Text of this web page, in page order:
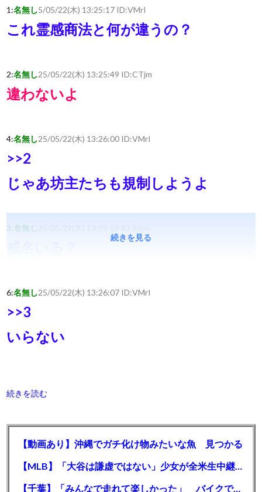
1:名無し5/05/22(木) 13:25:17 ID:VMrI
これ霊感商法と何が違うの？
2:名無し25/05/22(木) 13:25:49 ID:CTjm
違わないよ
4:名無し25/05/22(木) 13:26:00 ID:VMrI
>>2
じゃあ坊主たちも規制しようよ
3: 名無し
6:名無し25/05/22(木) 13:26:07 ID:VMrI
>>3
いらない
続きを読む
続きを見る
【動画あり】沖縄でガチ化け物みたいな魚 見つかる
【MLB】「大谷は謙虚ではない」少女が全米生中継で突然の大谷翔平批判 サイン無視された過去明かす
【千葉】「みんなで走れて楽しかった」 バイクでバースデー集団暴走 男女５７人を書類送検 SNSで参加者募る